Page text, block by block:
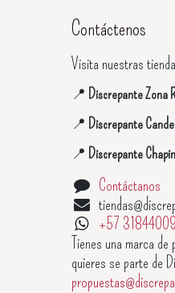
Contáctenos
Visita nuestras
📍 Discrepante Zona
📍 Discrepante
📍 Discrepante
Contáctanos
+57
Tienes una marca
quieres se parte de